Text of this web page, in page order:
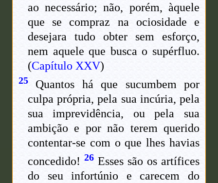
ao necessário; não, porém, àquele
que se compraz na ociosidade e
desejara tudo obter sem esforço,
nem aquele que busca o supérfluo.
(Capítulo XXV)
25 Quantos há que sucumbem por
culpa própria, pela sua incúria, pela
sua imprevidência, ou pela sua
ambição e por não terem querido
contentar-se com o que lhes havias
concedido! 26 Esses são os artífices
do seu infortúnio e carecem do